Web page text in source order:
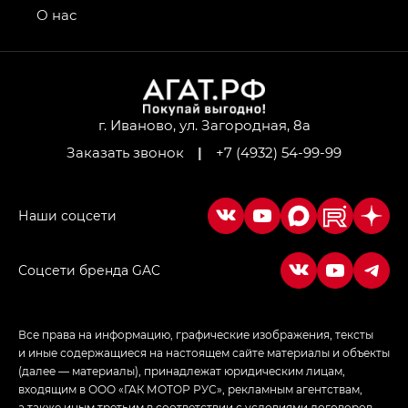
привод — GB AWD, Джи Эль Полный привод —
Джи Ти — GT, Джи Икс — GX,
Джи Икс ПРЕМИУМ — GX PREMIUM, ЛАУНЖ —
LOUNGE
Empow — Эмпау (Empow) в комплектации
в спортивном стиле — GL(S-Style)
Соцсети бренда GAC
г. Иваново, ул. Загородная, 8а
Заказать звонок
| +7 (4932) 54-99-99
О нас
Все права на информацию, графические изображения, тексты
и иные содержащиеся на настоящем сайте материалы и объекты
(далее — материалы), принадлежат юридическим лицам,
входящим в ООО «ГАК МОТОР РУС», рекламным агентствам,